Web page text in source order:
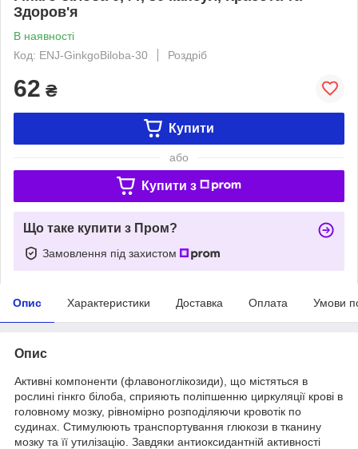
Здоров'я
В наявності
Код: ENJ-GinkgoBiloba-30
Роздріб
62 ₴
Купити
або
Купити з
Що таке купити з Пром?
Замовлення під захистом
Опис Характеристики Доставка Оплата Умови
Опис
Активні компоненти (флавоноглікозиди), що містяться в
рослині гінкго білоба, сприяють поліпшенню циркуляції крові в
головному мозку, рівномірно розподіляючи кровотік по
судинах. Стимулюють транспортування глюкози в тканину
мозку та її утилізацію. Завдяки антиоксидантній активності